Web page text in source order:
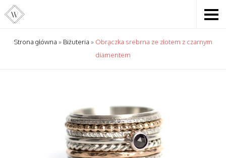
Strona główna » Biżuteria » Obrączka srebrna ze złotem z czarnym
diamentem